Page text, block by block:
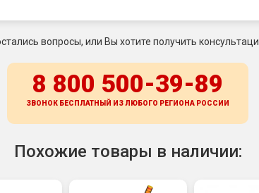
вопросы, или Вы хотите получить
8 800 500-39-89
ЗВОНОК БЕСПЛАТНЫЙ ИЗ ЛЮБОГО РЕГИОНА РОССИИ
Похожие товары в наличии: